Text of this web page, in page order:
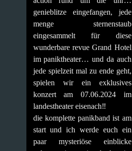
genieblitze eingefangen, jede
menge sternenstaub
eingesammelt für diese
wunderbare revue Grand Hotel
im paniktheater… und da auch
jede spielzeit mal zu ende geht,
spielen wir ein exklusives
konzert am 07.06.2024 im
landestheater eisenach‼️
die komplette panikband ist am
start und ich werde euch ein
paar mysteriöse einblicke